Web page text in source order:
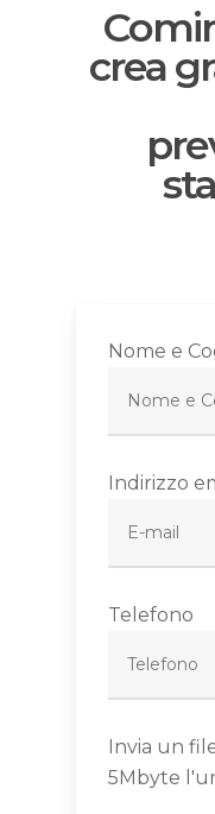
crea
Nome e
Indirizzo
Telefono
Invia un
5Mbyte